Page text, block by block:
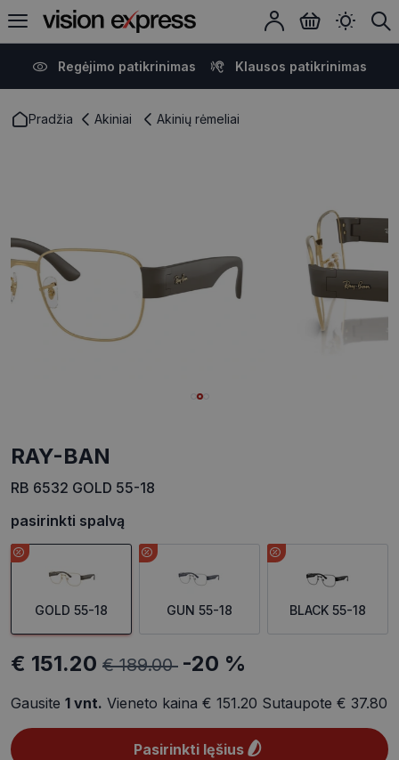
Regėjimo patikrinimas Klausos patikrinimas
Pradžia Akiniai Akinių rėmeliai
RAY-BAN
RB 6532 GOLD 55-18
pasirinkti spalvą
GOLD 55-18 GUN 55-18 BLACK 55-18
€ 151.20 € 189.00 -20 %
Gausite 1 vnt. Vieneto kaina € 151.20 Sutaupote € 37.80
Pasirinkti lęšius